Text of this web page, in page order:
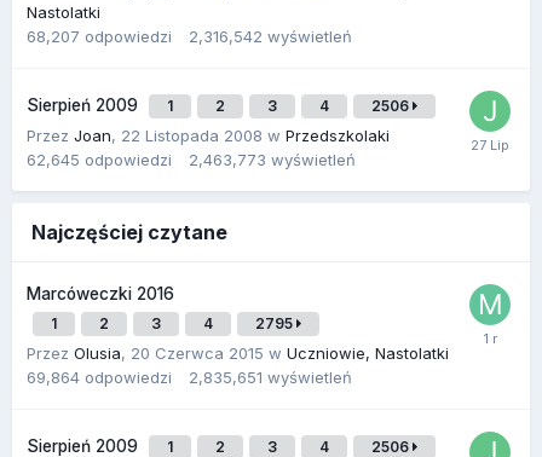
Nastolatki
68,207 odpowiedzi 2,316,542 wyświetleń
Sierpień 2009 1 2 3 4 2506
Przez Joan, 22 Listopada 2008 w Przedszkolaki
62,645 odpowiedzi 2,463,773 wyświetleń
Najczęściej czytane
Marcóweczki 2016
1 2 3 4 2795
Przez Olusia, 20 Czerwca 2015 w Uczniowie, Nastolatki
69,864 odpowiedzi 2,835,651 wyświetleń
Sierpień 2009 1 2 3 4 2506